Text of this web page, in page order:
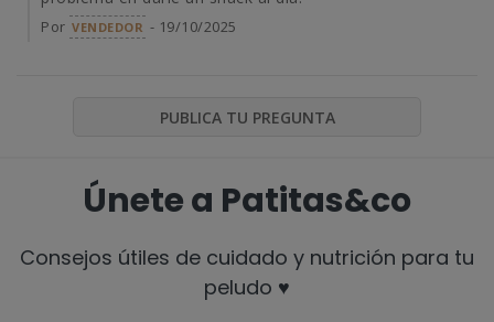
Por VENDEDOR - 19/10/2025
PUBLICA TU PREGUNTA
Únete a Patitas&co
Consejos útiles de cuidado y nutrición para tu
peludo ♥️